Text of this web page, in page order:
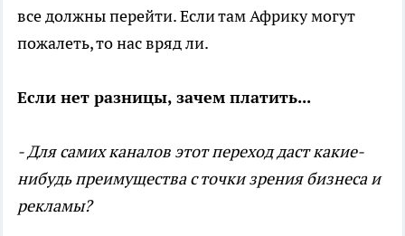
все должны перейти. Если там Африку могут
пожалеть, то нас вряд ли.
Если нет разницы, зачем платить...
- Для самих каналов этот переход даст какие-
нибудь преимущества с точки зрения бизнеса и
рекламы?